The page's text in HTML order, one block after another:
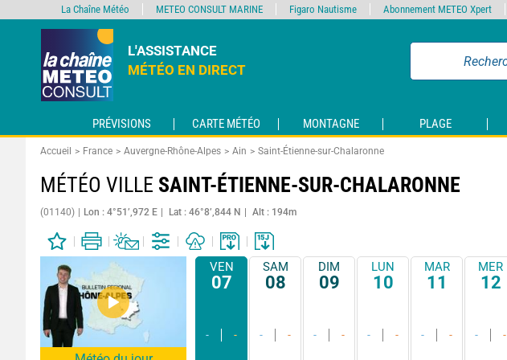
L'ASSISTANCE
MÉTÉO EN DIRECT
PRÉVISIONS CARTE MÉTÉO MONTAGNE PLAGE
Accueil France Auvergne-Rhône-Alpes Ain Saint-Étienne-sur-Chalaronne
MÉTÉO VILLE SAINT-ÉTIENNE-SUR-CHALARONNE
(01140) Lon : 4°51’,972 E Lat : 46°8’,844 N Alt : 194m
VEN
07
- -
SAM
08
- -
DIM
09
- -
LUN
10
- -
MAR
11
- -
MER
12
- -
La Chaîne Météo METEO CONSULT MARINE Figaro Nautisme Abonnement METEO Xpert